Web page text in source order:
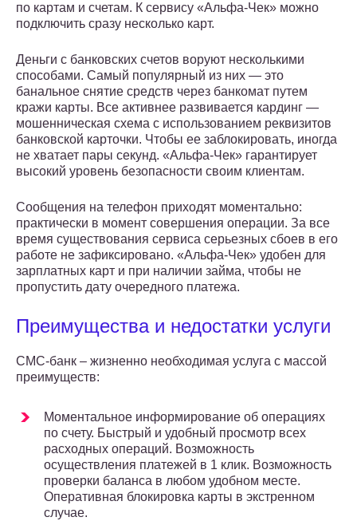
по картам и счетам. К сервису «Альфа-Чек» можно
подключить сразу несколько карт.
Деньги с банковских счетов воруют несколькими
способами. Самый популярный из них — это
банальное снятие средств через банкомат путем
кражи карты. Все активнее развивается кардинг —
мошенническая схема с использованием реквизитов
банковской карточки. Чтобы ее заблокировать, иногда
не хватает пары секунд. «Альфа-Чек» гарантирует
высокий уровень безопасности своим клиентам.
Сообщения на телефон приходят моментально:
практически в момент совершения операции. За все
время существования сервиса серьезных сбоев в его
работе не зафиксировано. «Альфа-Чек» удобен для
зарплатных карт и при наличии займа, чтобы не
пропустить дату очередного платежа.
Преимущества и недостатки услуги
СМС-банк – жизненно необходимая услуга с массой
преимуществ:
Моментальное информирование об операциях
по счету. Быстрый и удобный просмотр всех
расходных операций. Возможность
осуществления платежей в 1 клик. Возможность
проверки баланса в любом удобном месте.
Оперативная блокировка карты в экстренном
случае.